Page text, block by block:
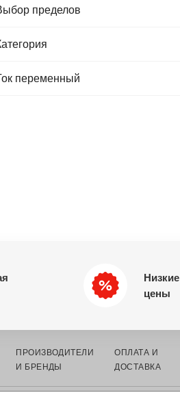
пределов
переменный
Низкие
цены
ПРОИЗВОДИТЕЛИ
И БРЕНДЫ
ОПЛАТА И
ДОСТАВКА